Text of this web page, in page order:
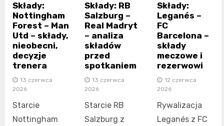
Składy:
Nottingham
Forest – Man
Utd – składy,
nieobecni,
decyzje
trenera
13 czerwca
2026
Starcie
Nottingham
Składy: RB
Salzburg –
Real Madryt
– analiza
składów
przed
spotkaniem
13 czerwca
2026
Starcie RB
Salzburg z
Składy:
Leganés –
FC
Barcelona –
składy
meczowe i
rezerwowi
12 czerwca
2026
Rywalizacja
Leganés z FC